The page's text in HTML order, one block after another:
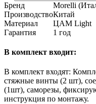
Бренд
Morelli
ПроизводствоКитай
Материал
ЦАМ Light
Гарантия
1 год
В комплект входит:
В комплект входят:
стяжные винты (2 шт),
(1шт), саморезы,
инструкция по монтажу.